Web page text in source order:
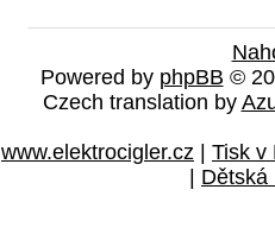
Powered by phpBB ©
Czech translation by
www.elektrocigler.cz | Tisk v
| Dětská